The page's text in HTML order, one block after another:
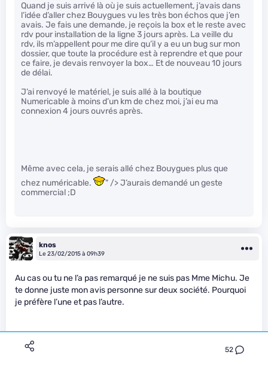
52
Quand je suis arrivé là où je suis actuellement, j’avais dans
l’idée d’aller chez Bouygues vu les très bon échos que j’en
avais. Je fais une demande, je reçois la box et le reste avec
rdv pour installation de la ligne 3 jours après. La veille du
rdv, ils m’appellent pour me dire qu’il y a eu un bug sur mon
dossier, que toute la procédure est à reprendre et que pour
ce faire, je devais renvoyer la box… Et de nouveau 10 jours
de délai.
J’ai renvoyé le matériel, je suis allé à la boutique
Numericable à moins d’un km de chez moi, j’ai eu ma
connexion 4 jours ouvrés après.
Même avec cela, je serais allé chez Bouygues plus que
chez numéricable.
" /> J’aurais demandé un geste
commercial ;D
knos
Le 23/02/2015 à 09h39
Au cas ou tu ne l’a pas remarqué je ne suis pas Mme Michu. Je
te donne juste mon avis personne sur deux société. Pourquoi
je préfère l’une et pas l’autre.
Je me doute bien qu’hélas ils trouveront toujours des clients.